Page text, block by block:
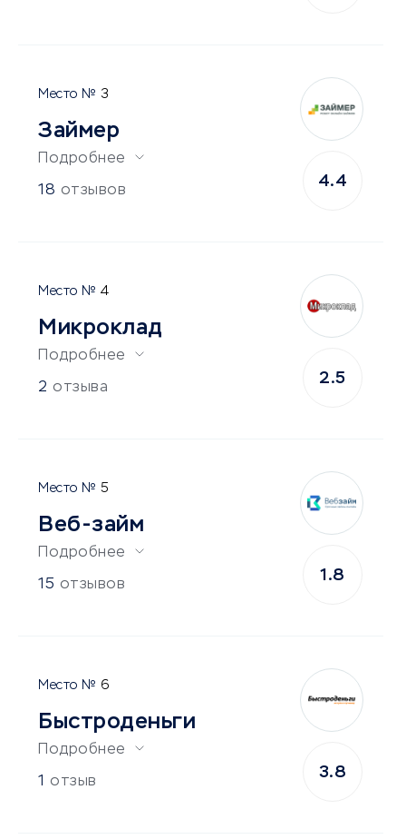
3
Займер
Подробнее
18 отзывов
4.4
4
Микроклад
Подробнее
2 отзыва
2.5
5
Веб-займ
Подробнее
15 отзывов
1.8
6
Быстроденьги
Подробнее
1 отзыв
3.8